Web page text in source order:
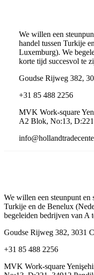
We willen een
handel tussen Turkije
Luxemburg). We
korte tijd succesvol te
Goudse Rijweg 382,
+31 85 488 2256
MVK Work-square
A2 Blok, No:13,
We willen een steunpunt en
Turkije en de Benelux
begeleiden bedrijven van A
Goudse Rijweg 382, 3031
+31 85 488 2256
MVK Work-square